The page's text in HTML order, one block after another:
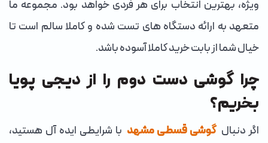
ویژه، بهترین انتخاب برای هر فردی خواهد بود. مجموعه ما
متعهد به ارائه دستگاه های تست شده و کاملا سالم است تا
خیال شما از بابت خرید کاملا آسوده باشد.
چرا گوشی دست دوم را از دیجی پویا
بخریم؟
اگر دنبال گوشی قسطی مشهد با شرایطی ایده آل هستید،